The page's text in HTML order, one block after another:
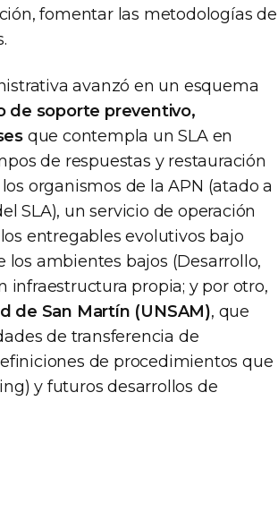
fomentar las metodologías de
avanzó en un esquema
de soporte preventivo,
que contempla un SLA en
de respuestas y restauración
organismos de la APN (atado a
SLA), un servicio de operación
entregables evolutivos bajo
ambientes bajos (Desarrollo,
propia; y por otro,
de San Martín (UNSAM), que
de transferencia de
de procedimientos que
y futuros desarrollos de